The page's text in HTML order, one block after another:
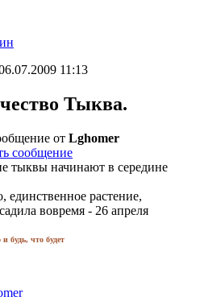
11:13
Тыква.
от Lghomer
тыквы начинают в середине
единственное растение,
вовремя - 26 апреля
будь, что будет